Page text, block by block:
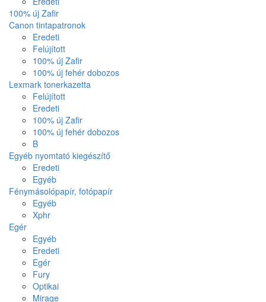
100% új Zafir
Canon tintapatronok
Eredeti
Felújított
100% új Zafir
100% új fehér dobozos
Lexmark tonerkazetta
Felújított
Eredeti
100% új Zafir
100% új fehér dobozos
B
Egyéb nyomtató kiegészítő
Eredeti
Egyéb
Fénymásolópapír, fotópapír
Egyéb
Xphr
Egér
Egyéb
Eredeti
Egér
Fury
Optikai
Mirage